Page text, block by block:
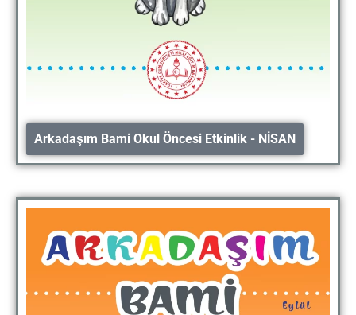
Arkadaşım Bami Okul Öncesi Etkinlik - NİSAN